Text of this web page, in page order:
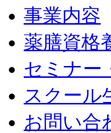
事業内容
薬膳資格
セミナー
スクール
お問い合